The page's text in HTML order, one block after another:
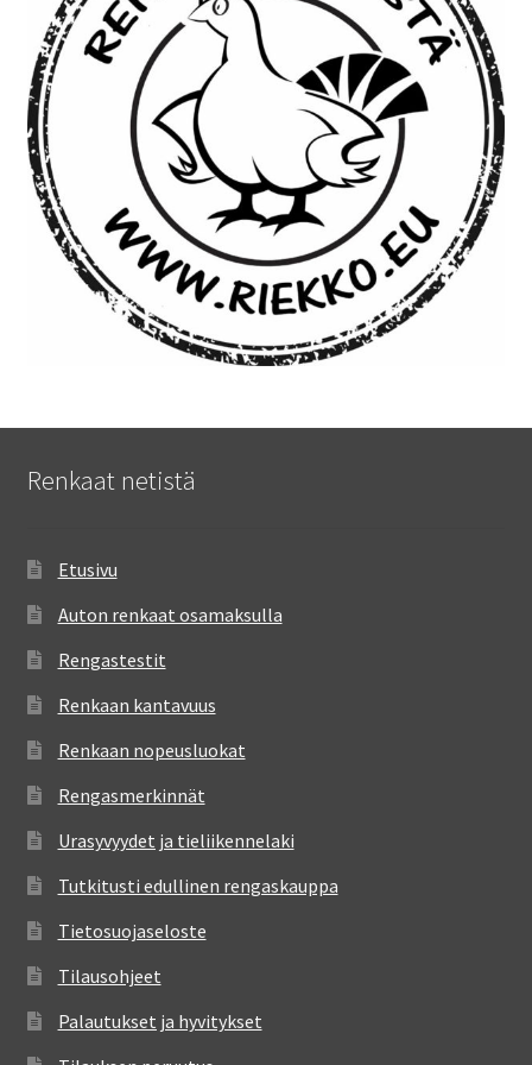
Renkaat netistä
Etusivu
Auton renkaat osamaksulla
Rengastestit
Renkaan kantavuus
Renkaan nopeusluokat
Rengasmerkinnät
Urasyvyydet ja tieliikennelaki
Tutkitusti edullinen rengaskauppa
Tietosuojaseloste
Tilausohjeet
Palautukset ja hyvitykset